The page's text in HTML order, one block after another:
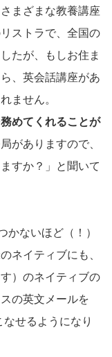
まざまな教養講座
ストラで、全国の
たが、もしお住ま
、英会話講座があ
ません。
めてくれることが
がありますので、
すか？」と聞いて
かないほど（！）
ネイティブにも、
）のネイティブの
の英文メールを
せるようになり